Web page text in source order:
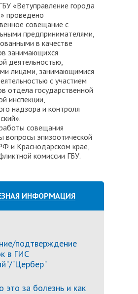
«Ветуправление города
проведено
совещание с
предпринимателями,
в качестве
занимающихся
деятельностью,
лицами, занимающимися
с участием
отдела государственной
инспекции,
надзора и контроля
совещания
вопросы эпизоотической
и Краснодарском крае,
комиссии ГБУ.
ИНФОРМАЦИЯ
подтверждение
в ГИС
"Цербер"
это за болезнь и как